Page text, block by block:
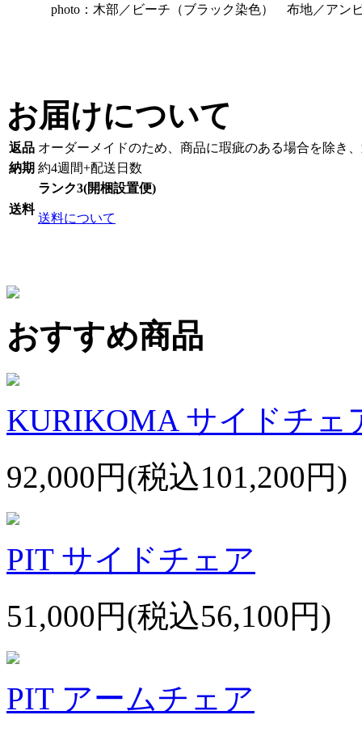
photo：木部／ビーチ（ブラック染色） 布地／アン
お届けについて
返品 オーダーメイドのため、商品に瑕疵のある場合を除き
納期 約4週間+配送日数
送料
ランク3(開梱設置便)
送料について
おすすめ商品
KURIKOMA サイドチェ
92,000円(税込101,200円)
PIT サイドチェア
51,000円(税込56,100円)
PIT アームチェア